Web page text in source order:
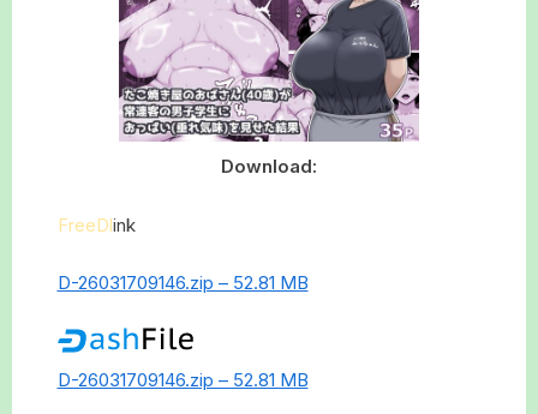
Download:
FreeDlink
D-26031709146.zip – 52.81 MB
D-26031709146.zip – 52.81 MB